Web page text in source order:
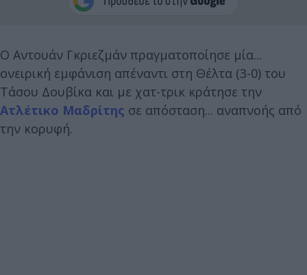
Ο Αντουάν Γκριεζμάν πραγματοποίησε μία...
ονειρική εμφάνιση απέναντι στη Θέλτα (3-0) του
Τάσου Δουβίκα και με χατ-τρικ κράτησε την
Ατλέτικο Μαδρίτης σε απόσταση... αναπνοής από
την κορυφή.